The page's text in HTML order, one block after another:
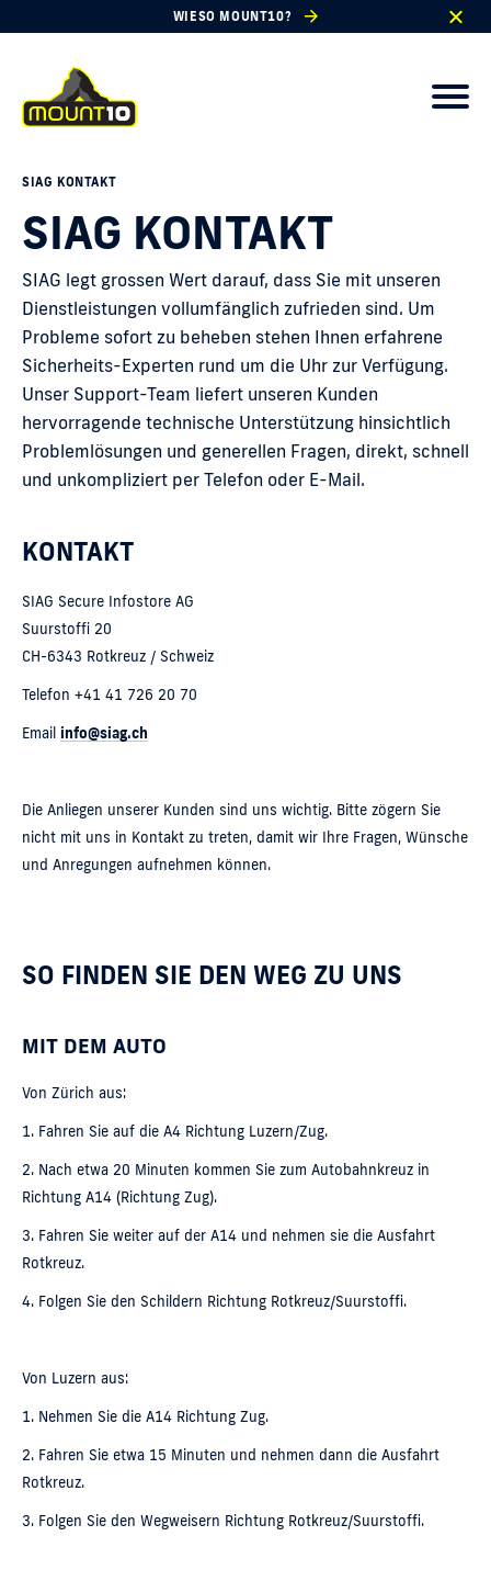
WIESO MOUNT10?
SIAG KONTAKT
SIAG KONTAKT
SIAG legt grossen Wert darauf, dass Sie mit unseren
Dienstleistungen vollumfänglich zufrieden sind. Um
Probleme sofort zu beheben stehen Ihnen erfahrene
Sicherheits-Experten rund um die Uhr zur Verfügung.
Unser Support-Team liefert unseren Kunden
hervorragende technische Unterstützung hinsichtlich
Problemlösungen und generellen Fragen, direkt, schnell
und unkompliziert per Telefon oder E-Mail.
KONTAKT
SIAG Secure Infostore AG
Suurstoffi 20
CH-6343 Rotkreuz / Schweiz
Telefon +41 41 726 20 70
Email info@siag.ch
Die Anliegen unserer Kunden sind uns wichtig. Bitte zögern Sie
nicht mit uns in Kontakt zu treten, damit wir Ihre Fragen, Wünsche
und Anregungen aufnehmen können.
SO FINDEN SIE DEN WEG ZU UNS
MIT DEM AUTO
Von Zürich aus:
1. Fahren Sie auf die A4 Richtung Luzern/Zug.
2. Nach etwa 20 Minuten kommen Sie zum Autobahnkreuz in
Richtung A14 (Richtung Zug).
3. Fahren Sie weiter auf der A14 und nehmen sie die Ausfahrt
Rotkreuz.
4. Folgen Sie den Schildern Richtung Rotkreuz/Suurstoffi.
Von Luzern aus:
1. Nehmen Sie die A14 Richtung Zug.
2. Fahren Sie etwa 15 Minuten und nehmen dann die Ausfahrt
Rotkreuz.
3. Folgen Sie den Wegweisern Richtung Rotkreuz/Suurstoffi.